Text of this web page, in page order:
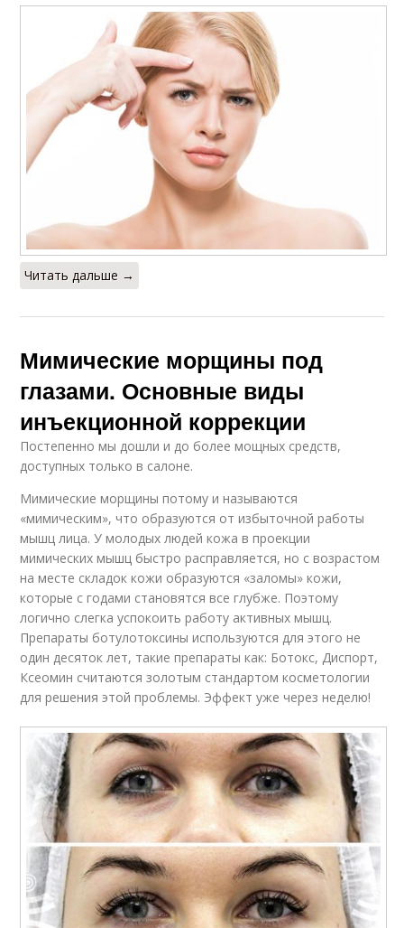
Читать дальше →
Мимические морщины под
глазами. Основные виды
инъекционной коррекции
Постепенно мы дошли и до более мощных средств,
доступных только в салоне.
Мимические морщины потому и называются
«мимическим», что образуются от избыточной работы
мышц лица. У молодых людей кожа в проекции
мимических мышц быстро расправляется, но с возрастом
на месте складок кожи образуются «заломы» кожи,
которые с годами становятся все глубже. Поэтому
логично слегка успокоить работу активных мышц.
Препараты ботулотоксины используются для этого не
один десяток лет, такие препараты как: Ботокс, Диспорт,
Ксеомин считаются золотым стандартом косметологии
для решения этой проблемы. Эффект уже через неделю!